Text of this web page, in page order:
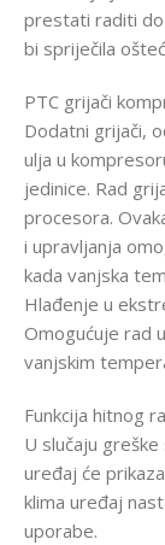
prestati raditi
bi spriječila
PTC grijači
Dodatni grijači,
ulja u
jedinice. Rad
procesora.
i upravljanja
kada vanjska
Hlađenje u
Omogućuje rad
vanjskim
Funkcija hitnog
U slučaju
uređaj će
klima uređaj
uporabe.